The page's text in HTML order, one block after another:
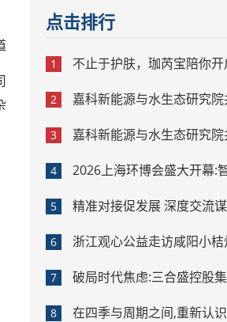
点击排行
1 不止于护肤，珈芮宝陪你
2 嘉科新能源与水生态研究
3 嘉科新能源与水生态研究
4 2026上海环博会盛大开幕:
环保产业
5 精准对接促发展 深度交流
业投融资交流活动第二期圆满举
6 浙江观心公益走访咸阳小
业可持续发展新路径
7 破局时代焦虑:三合盛控股
台正式启航
8 在四季与周期之间,重新认